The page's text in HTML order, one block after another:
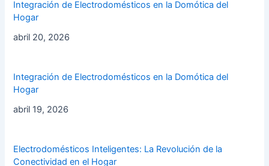
Integración de Electrodomésticos en la Domótica del
Hogar
abril 20, 2026
Integración de Electrodomésticos en la Domótica del
Hogar
abril 19, 2026
Electrodomésticos Inteligentes: La Revolución de la
Conectividad en el Hogar